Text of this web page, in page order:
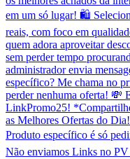
em um só lugar! 🛍️
reais, com foco em
quem adora aproveitar
sem perder tempo
administrador envia
específico? Me chama no
perder nenhuma oferta! 💸
LinkPromo25!
as Melhores Ofertas do
Produto específico é só
Não enviamos Links no PV